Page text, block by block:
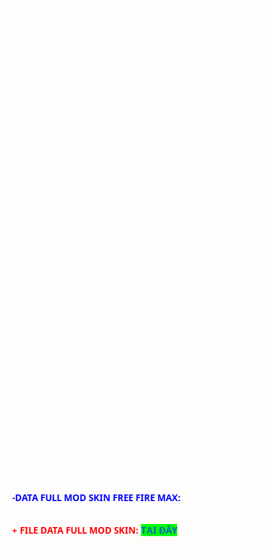
-DATA FULL MOD SKIN FREE FIRE MAX:
+ FILE DATA FULL MOD SKIN: TẠI ĐÂY